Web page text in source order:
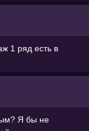
1 ряд есть в
Я бы не